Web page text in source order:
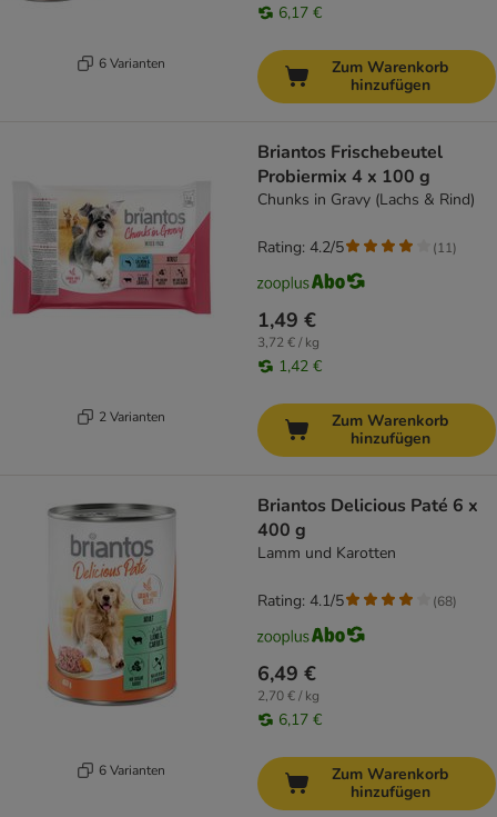
6 Varianten
6,17 €
Zum Warenkorb
hinzufügen
2 Varianten
Briantos Frischebeutel
Probiermix 4 x 100 g
Chunks in Gravy (Lachs & Rind)
1,49 €
3,72 € / kg
1,42 €
Rating: 4.2/5 (11)
Zum Warenkorb
hinzufügen
6 Varianten
Briantos Delicious Paté 6 x
400 g
Lamm und Karotten
6,49 €
2,70 € / kg
6,17 €
Rating: 4.1/5 (68)
Zum Warenkorb
hinzufügen